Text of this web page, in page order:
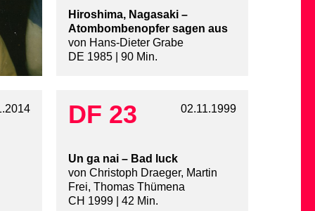
Hiroshima, Nagasaki –
Atombombenopfer sagen aus
von Hans-Dieter Grabe
DE 1985 | 90 Min.
DF 23 02.11.1999
Un ga nai – Bad luck
von Christoph Draeger, Martin
Frei, Thomas Thümena
CH 1999 | 42 Min.